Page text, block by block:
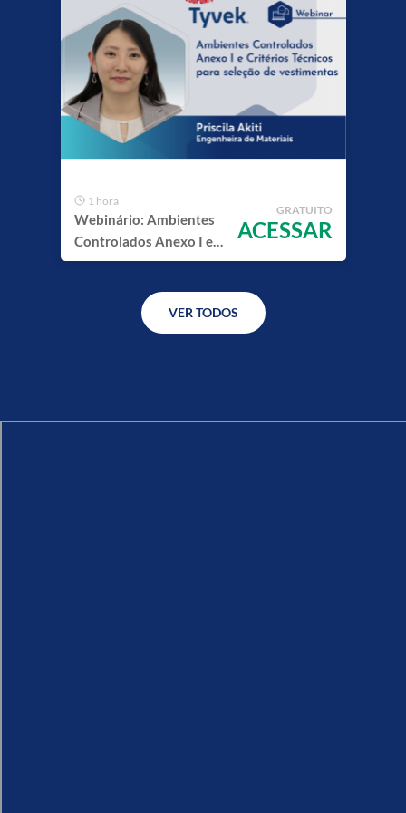
Propriedades para
Liofilização de
Formulações
Congeladas: Estudos de
Caso
1 hora
Webinário: Ambientes
Controlados Anexo I e
Critérios Técnicos para
GRATUITO
ACESSAR
VER TODOS